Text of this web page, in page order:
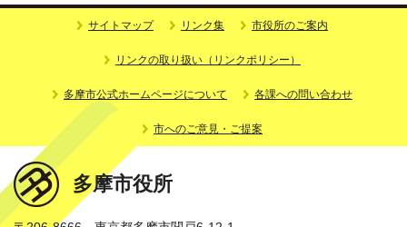
サイトマップ リンク集 市役所のご案内
リンクの取り扱い（リンクポリシー）
多摩市公式ホームページについて 各課への問い合わせ
市へのご意見・ご提案
多摩市役所